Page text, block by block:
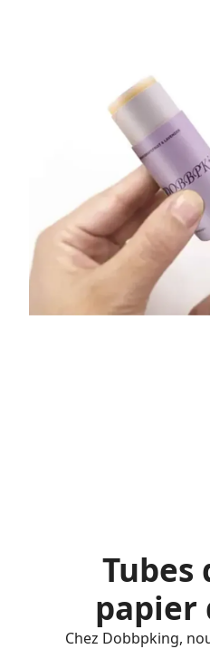
Tubes
papier
Chez Dobbpking,